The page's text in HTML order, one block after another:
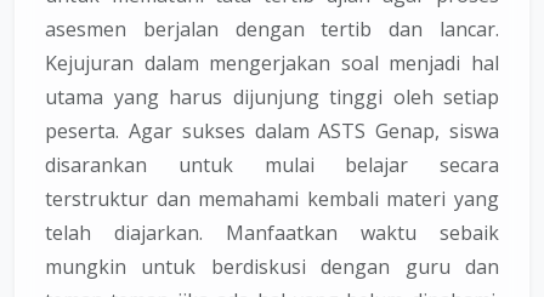
asesmen berjalan dengan tertib dan lancar.
Kejujuran dalam mengerjakan soal menjadi hal
utama yang harus dijunjung tinggi oleh setiap
peserta. Agar sukses dalam ASTS Genap, siswa
disarankan untuk mulai belajar secara
terstruktur dan memahami kembali materi yang
telah diajarkan. Manfaatkan waktu sebaik
mungkin untuk berdiskusi dengan guru dan